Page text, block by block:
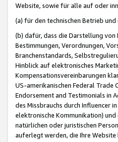
Website, sowie für alle auf oder
(a) für den technischen Betrieb
(b) dafür, dass die Darstellung
Bestimmungen, Verordnungen,
Branchenstandards,
Hinblick auf elektronisches
Kompensationsvereinbarungen
US-amerikanischen Federal Trade
Endorsement and Testimonials in
des Missbrauchs durch Influencer
elektronische Kommunikation)
natürlichen oder juristischen
auferlegt werden, die Ihre Website